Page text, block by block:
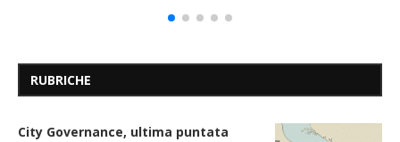
RUBRICHE
City Governance, ultima puntata